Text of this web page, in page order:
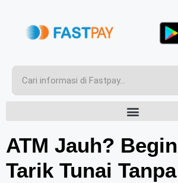
ATM Jauh?
Tarik Tunai